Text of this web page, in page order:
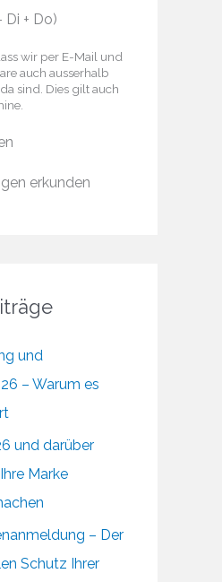
Di + Do)
wir per E-Mail und
auch ausserhalb
sind. Dies gilt auch
erkunden
und
– Warum es
und darüber
Marke
– Der
Schutz Ihrer